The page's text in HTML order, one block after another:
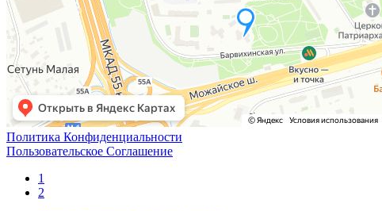
Политика Конфиденциальности
Пользовательское Соглашение
1
2